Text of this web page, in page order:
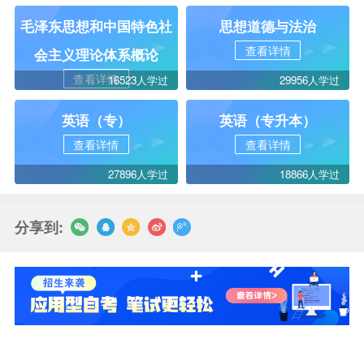
毛泽东思想和中国特色社
会主义理论体系概论
查看详情16523人学过
思想道德与法治
查看详情
29956人学过
英语（专）
查看详情
27896人学过
英语（专升本）
查看详情
18866人学过
分享到: